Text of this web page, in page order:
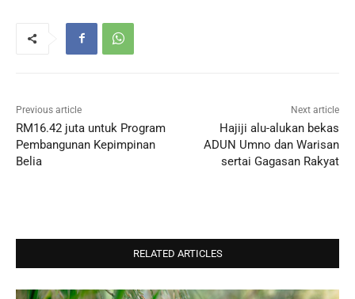
Previous article
RM16.42 juta untuk Program
Pembangunan Kepimpinan
Belia
Next article
Hajiji alu-alukan bekas
ADUN Umno dan Warisan
sertai Gagasan Rakyat
RELATED ARTICLES